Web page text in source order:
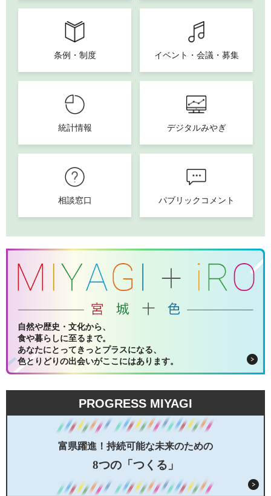
条例・制度 イベント・会議・募集
統計情報 デジタルみやぎ
相談窓口 パブリックコメント
自然や歴史・文化から、
食や暮らしに至るまで。
あなたにとってきっとプラスになる、
色とりどりの出会いがここにはあります。
PROGRESS MIYAGI
富県躍進！持続可能な未来のための
8つの「つくる」